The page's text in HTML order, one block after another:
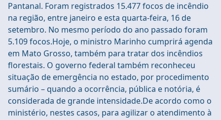
Pantanal. Foram registrados 15.477 focos de incêndio
na região, entre janeiro e esta quarta-feira, 16 de
setembro. No mesmo período do ano passado foram
5.109 focos.Hoje, o ministro Marinho cumprirá agenda
em Mato Grosso, também para tratar dos incêndios
florestais. O governo federal também reconheceu
situação de emergência no estado, por procedimento
sumário – quando a ocorrência, pública e notória, é
considerada de grande intensidade.De acordo como o
ministério, nestes casos, para agilizar o atendimento à